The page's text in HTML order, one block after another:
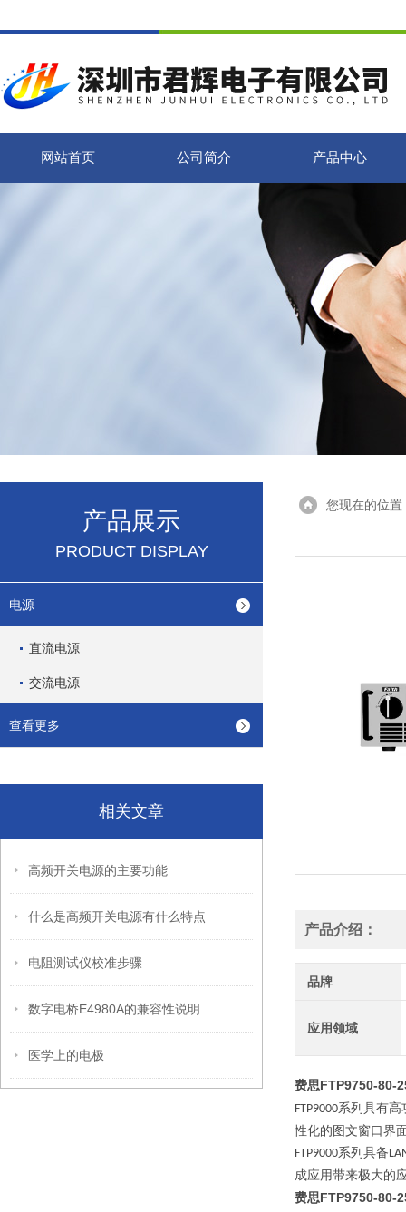
网站首页 公司简介 产品中心
产品展示
PRODUCT DISPLAY
电源
直流电源
交流电源
查看更多
相关文章
高频开关电源的主要功能
什么是高频开关电源有什么特点
电阻测试仪校准步骤
数字电桥E4980A的兼容性说明
医学上的电极
您现在的位置
产品介绍：
品牌
应用领域
费思FTP9750-80-
FTP9000系列具有高
性化的图文窗口界
FTP9000系列具备
成应用带来极大的
费思FTP9750-80-